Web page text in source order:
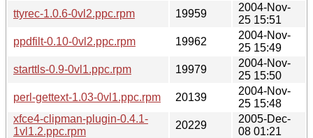
ttyrec-1.0.6-0vl2.ppc.rpm
19959
2004-Nov-
25 15:51
ppdfilt-0.10-0vl2.ppc.rpm
19962
2004-Nov-
25 15:49
starttls-0.9-0vl1.ppc.rpm
19979
2004-Nov-
25 15:50
perl-gettext-1.03-0vl1.ppc.rpm
20139
2004-Nov-
25 15:48
xfce4-clipman-plugin-0.4.1-
1vl1.2.ppc.rpm
20229
2005-Dec-
08 01:21